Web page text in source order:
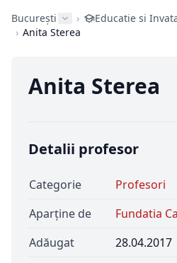
ofere
București › Educatie si
› Anita Sterea
Anita Sterea
Detalii profesor
Categorie
Profesori
Aparține de
Fundatia
Adăugat
28.04.2017